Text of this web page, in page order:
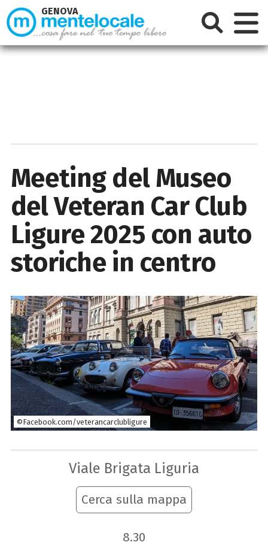
Meeting del Museo
del Veteran Car Club
Ligure 2025 con auto
storiche in centro
©Facebook.com/veterancarclubligure
Viale Brigata Liguria
Cerca sulla mappa
8.30
GENOVA